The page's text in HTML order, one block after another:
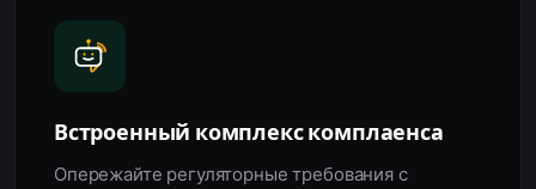
Встроенный комплекс комплаенса
Опережайте регуляторные требования с